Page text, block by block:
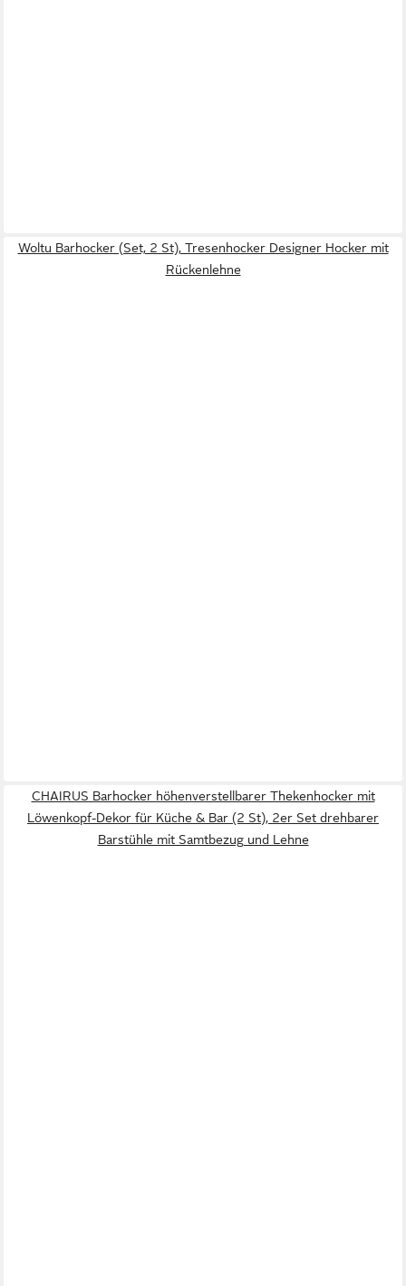
Woltu Barhocker (Set, 2 St), Tresenhocker Designer Hocker mit
Rückenlehne
CHAIRUS Barhocker höhenverstellbarer Thekenhocker mit
Löwenkopf-Dekor für Küche & Bar (2 St), 2er Set drehbarer
Barstühle mit Samtbezug und Lehne